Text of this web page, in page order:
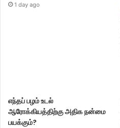
1 day ago
எந்தப் பழம் உடல்
ஆரோக்கியத்திற்கு அதிக நன்மை
பயக்கும்?